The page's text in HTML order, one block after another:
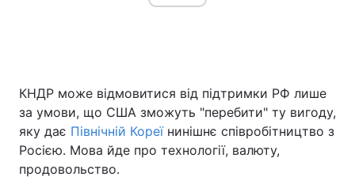
КНДР може відмовитися від підтримки РФ лише
за умови, що США зможуть "перебити" ту вигоду,
яку дає Північній Кореї нинішнє співробітництво з
Росією. Мова йде про технології, валюту,
продовольство.